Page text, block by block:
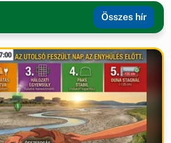
Összes hír